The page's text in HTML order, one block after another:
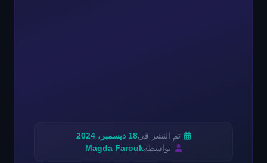
تم النشر في18 ديسمبر، 2024
بواسطةMagda Farouk